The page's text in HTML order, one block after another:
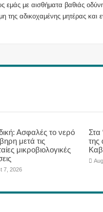
εμάς με αισθήματα βαθιάς
της αδικοχαμένης μητέρας και
Ασφαλές το νερό
μετά τις
μικροβιολογικές
7, 2026
Στα
της